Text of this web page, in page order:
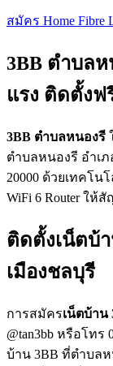
สมัคร Home Fibre
3BB ตำบลห
แรง ติดตั้งฟ
3BB ตำบลหนองรี
ตำบลหนองรี อำเ
20000 ด้วยเทคโน
WiFi 6 Router ใ
ติดตั้งเน็ตบ้
เมืองชลบุรี
การสมัครเน็ตบ้าน
@tan3bb หรือโทร
บ้าน 3BB ที่ตำบล